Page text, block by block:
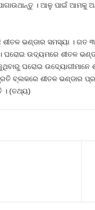
। ଆଳୁ ପାଇଁ ଆମକୁ
ଭଣ୍ଡାର ସମସ୍ୟା । ଗତ
ଉଦ୍ୟମରେ ଶୀତଳ
ଘରୋଇ ଉଦ୍ୟୋଗୀମାନେ
ବ୍ଲକରେ ଶୀତଳ ଭଣ୍ଡାର
। (ତଥ୍ୟ)